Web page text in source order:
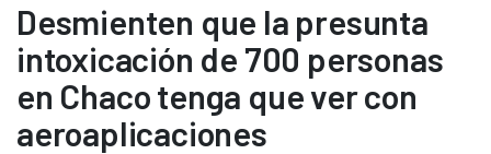
Desmienten que la presunta
intoxicación de 700 personas
en Chaco tenga que ver con
aeroaplicaciones